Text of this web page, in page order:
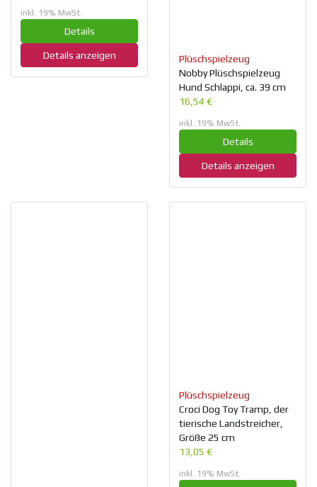
inkl. 19% MwSt.
Details
Details anzeigen
Plüschspielzeug
Nobby Plüschspielzeug
Hund Schlappi, ca. 39 cm
16,54 €
inkl. 19% MwSt.
Details
Details anzeigen
Plüschspielzeug
Croci Dog Toy Tramp, der
tierische Landstreicher,
Größe 25 cm
13,05 €
inkl. 19% MwSt.